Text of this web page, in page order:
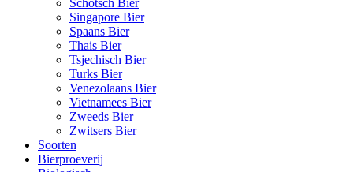
Singapore Bier
Spaans Bier
Thais Bier
Tsjechisch Bier
Turks Bier
Venezolaans Bier
Vietnamees Bier
Zweeds Bier
Zwitsers Bier
Soorten
Bierproeverij